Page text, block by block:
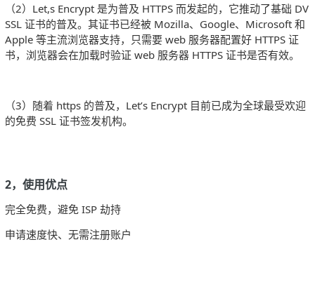
（2）Let,s Encrypt 是为普及 HTTPS 而发起的，它推动了基础 DV
SSL 证书的普及。其证书已经被 Mozilla、Google、Microsoft 和
Apple 等主流浏览器支持，只需要 web 服务器配置好 HTTPS 证
书，浏览器会在加载时验证 web 服务器 HTTPS 证书是否有效。
（3）随着 https 的普及，Let’s Encrypt 目前已成为全球最受欢迎
的免费 SSL 证书签发机构。
2，使用优点
完全免费，避免 ISP 劫持
申请速度快、无需注册账户